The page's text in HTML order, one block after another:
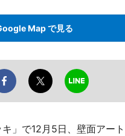
Map で見る
」で12月5日、壁面アー